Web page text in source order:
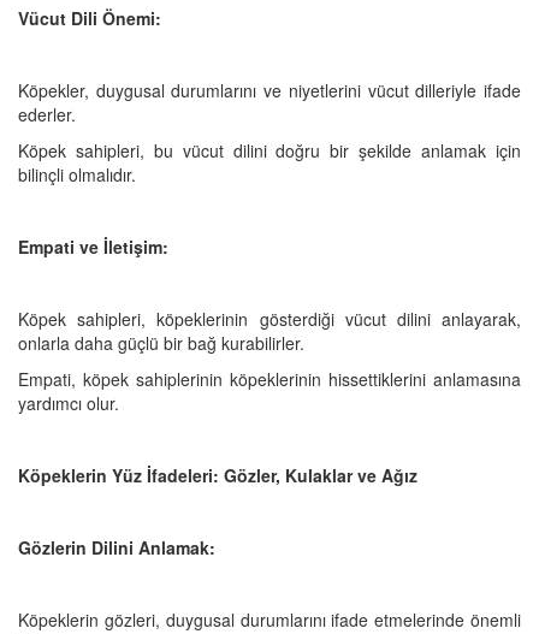
Vücut Dili Önemi:
Köpekler, duygusal durumlarını ve niyetlerini vücut dilleriyle ifade
ederler.
Köpek sahipleri, bu vücut dilini doğru bir şekilde anlamak için
bilinçli olmalıdır.
Empati ve İletişim:
Köpek sahipleri, köpeklerinin gösterdiği vücut dilini anlayarak,
onlarla daha güçlü bir bağ kurabilirler.
Empati, köpek sahiplerinin köpeklerinin hissettiklerini anlamasına
yardımcı olur.
Köpeklerin Yüz İfadeleri: Gözler, Kulaklar ve Ağız
Gözlerin Dilini Anlamak:
Köpeklerin gözleri, duygusal durumlarını ifade etmelerinde önemli